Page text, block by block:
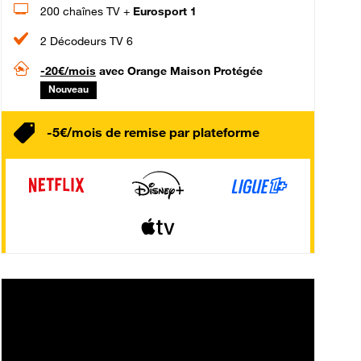
200 chaînes TV + Eurosport 1
2 Décodeurs TV 6
-20€/mois avec Orange Maison Protégée
Nouveau
-5€/mois de remise par plateforme